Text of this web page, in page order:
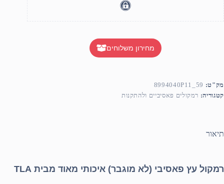
מחירון משלוחים
מק"ט: 8994040P11_59
קטגוריה: רמקולים פאסיביים ולהתקנות
תיאור
רמקול עץ פאסיבי (לא מוגבר) איכותי מאוד מבית TLA